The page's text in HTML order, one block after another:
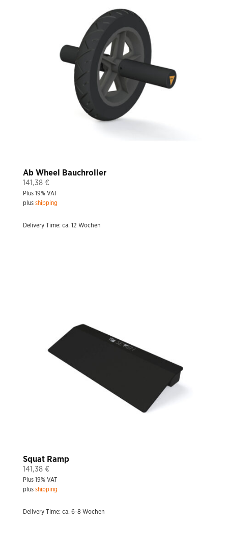
Ab Wheel Bauchroller
141,38 €
Plus 19% VAT
plus shipping
Delivery Time: ca. 12 Wochen
Squat Ramp
141,38 €
Plus 19% VAT
plus shipping
Delivery Time: ca. 6-8 Wochen